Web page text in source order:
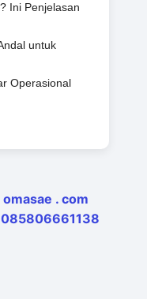
Ini Penjelasan
untuk
Operasional
. com
085806661138